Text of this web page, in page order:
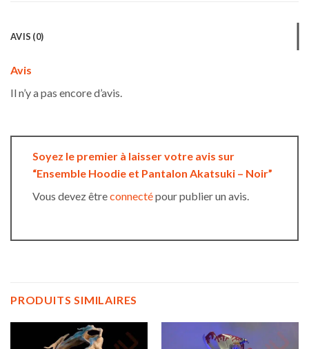
AVIS (0)
Avis
Il n’y a pas encore d’avis.
Soyez le premier à laisser votre avis sur
“Ensemble Hoodie et Pantalon Akatsuki – Noir”
Vous devez êtreconnectépour publier un avis.
PRODUITS SIMILAIRES